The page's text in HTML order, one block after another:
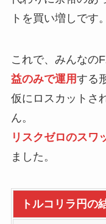
トを買い増しです。
これで、みんなの
益のみで運用する
仮にロスカットさ
ん。
リスクゼロのスワ
ました。
トルコリラ円の